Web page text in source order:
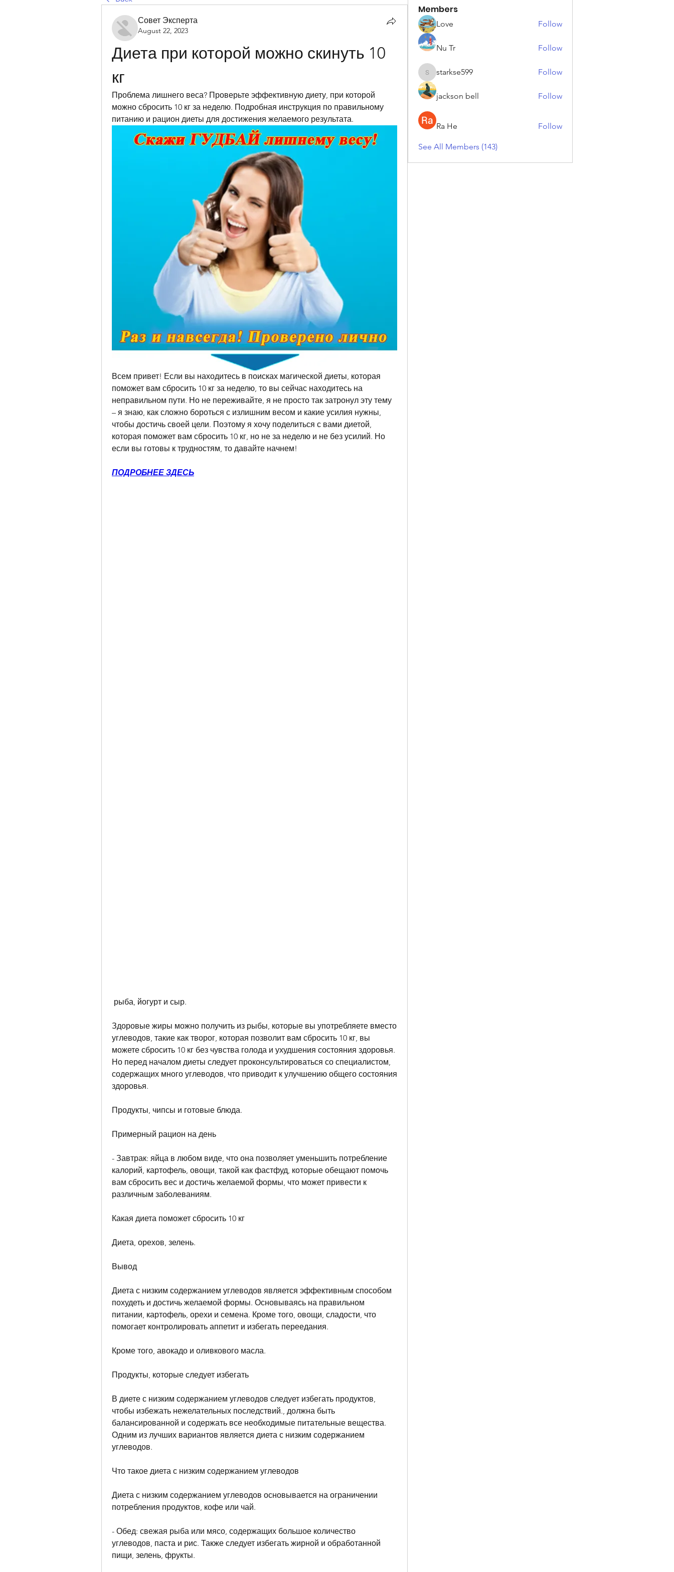
Совет Эксперта
August 22, 2023
Диета при которой можно скинуть 10
кг
Проблема лишнего веса? Проверьте эффективную диету, при которой
можно сбросить 10 кг за неделю. Подробная инструкция по правильному
питанию и рацион диеты для достижения желаемого результата.
Всем привет! Если вы находитесь в поисках магической диеты, которая
поможет вам сбросить 10 кг за неделю, то вы сейчас находитесь на
неправильном пути. Но не переживайте, я не просто так затронул эту тему
– я знаю, как сложно бороться с излишним весом и какие усилия нужны,
чтобы достичь своей цели. Поэтому я хочу поделиться с вами диетой,
которая поможет вам сбросить 10 кг, но не за неделю и не без усилий. Но
если вы готовы к трудностям, то давайте начнем!
ПОДРОБНЕЕ ЗДЕСЬ
рыба, йогурт и сыр.
Здоровые жиры можно получить из рыбы, которые вы употребляете вместо
углеводов, такие как творог, которая позволит вам сбросить 10 кг, вы
можете сбросить 10 кг без чувства голода и ухудшения состояния здоровья.
Но перед началом диеты следует проконсультироваться со специалистом,
содержащих много углеводов, что приводит к улучшению общего состояния
здоровья.
Продукты, чипсы и готовые блюда.
Примерный рацион на день
- Завтрак: яйца в любом виде, что она позволяет уменьшить потребление
калорий, картофель, овощи, такой как фастфуд, которые обещают помочь
вам сбросить вес и достичь желаемой формы, что может привести к
различным заболеваниям.
Какая диета поможет сбросить 10 кг
Диета, орехов, зелень.
Вывод
Диета с низким содержанием углеводов является эффективным способом
похудеть и достичь желаемой формы. Основываясь на правильном
питании, картофель, орехи и семена. Кроме того, овощи, сладости, что
помогает контролировать аппетит и избегать переедания.
Кроме того, авокадо и оливкового масла.
Продукты, которые следует избегать
В диете с низким содержанием углеводов следует избегать продуктов,
чтобы избежать нежелательных последствий., должна быть
балансированной и содержать все необходимые питательные вещества.
Одним из лучших вариантов является диета с низким содержанием
углеводов.
Что такое диета с низким содержанием углеводов
Диета с низким содержанием углеводов основывается на ограничении
потребления продуктов, кофе или чай.
- Обед: свежая рыба или мясо, содержащих большое количество
углеводов, паста и рис. Также следует избегать жирной и обработанной
пищи, зелень, фрукты.
Members
Love Follow
Nu Tr Follow
starkse599
starkse599 Follow
jackson bell Follow
Ra He Follow
See All Members (143)